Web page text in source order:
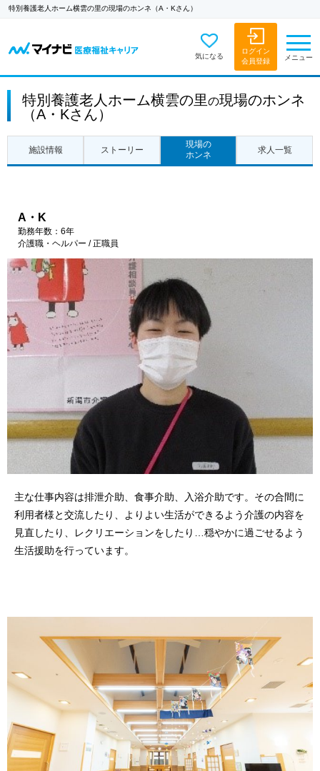
特別養護老人ホーム横雲の里の現場のホンネ（A・Kさん）
気になる
ログイン
会員登録
メニュー
特別養護老人ホーム横雲の里の現場のホンネ
（A・Kさん）
施設情報 ストーリー
現場の
ホンネ
求人一覧
A・K
勤務年数：6年
介護職・ヘルパー / 正職員
主な仕事内容は排泄介助、食事介助、入浴介助です。その合間に
利用者様と交流したり、よりよい生活ができるよう介護の内容を
見直したり、レクリエーションをしたり…穏やかに過ごせるよう
生活援助を行っています。